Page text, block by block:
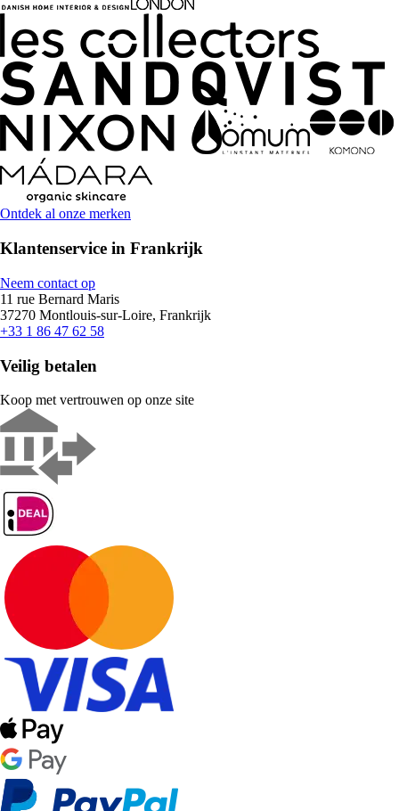
Ontdek al onze merken
Klantenservice in Frankrijk
Neem contact op
11 rue Bernard Maris
37270 Montlouis-sur-Loire, Frankrijk
+33 1 86 47 62 58
Veilig betalen
Koop met vertrouwen op onze site